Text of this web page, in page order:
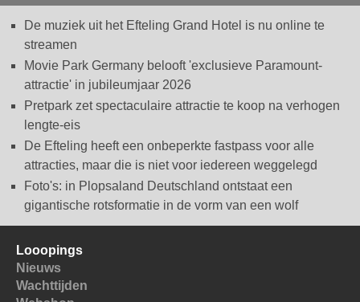
De muziek uit het Efteling Grand Hotel is nu online te
streamen
Movie Park Germany belooft 'exclusieve Paramount-
attractie' in jubileumjaar 2026
Pretpark zet spectaculaire attractie te koop na verhogen
lengte-eis
De Efteling heeft een onbeperkte fastpass voor alle
attracties, maar die is niet voor iedereen weggelegd
Foto's: in Plopsaland Deutschland ontstaat een
gigantische rotsformatie in de vorm van een wolf
Looopings
Nieuws
Wachttijden